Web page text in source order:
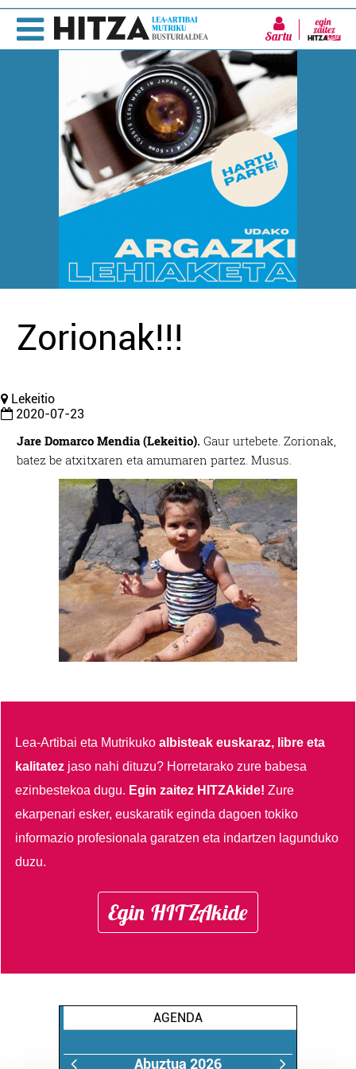
Sartu
Zorionak!!!
Lekeitio
2020-07-23
Jare Domarco Mendia (Lekeitio). Gaur urtebete. Zorionak,
batez be atxitxaren eta amumaren partez. Musus.
Lea-Artibai eta Mutrikukoalbisteak euskaraz, libre eta
kalitatez jaso nahi dituzu? Horretarako zure babesa
ezinbestekoa dugu. Egin zaitez HITZAkide!Zure
ekarpenari esker, euskaratik eginda dagoen tokiko
informazio profesionala garatzen eta indartzen lagunduko
duzu.
Egin HITZAkide
AGENDA
Abuztua 2026